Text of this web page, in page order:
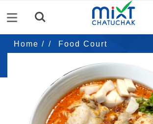
Home / Food Court
ต้มยำกุ้งต้นตำหรับ